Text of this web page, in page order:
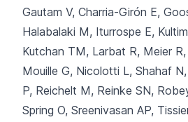
Gautam V, Charria-Girón E,
Halabalaki M, Iturrospe E,
Kutchan TM, Larbat R, Meier
Mouille G, Nicolotti L, Shahaf
P, Reichelt M, Reinke SN,
Spring O, Sreenivasan AP,